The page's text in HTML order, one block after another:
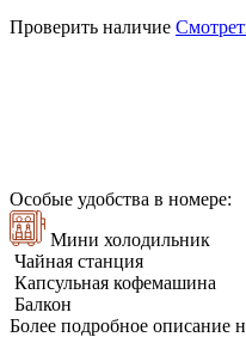
Проверить наличие
Особые удобства в номере:
Мини холодильник
Чайная станция
Капсульная кофемашина
Балкон
Более подробное описание